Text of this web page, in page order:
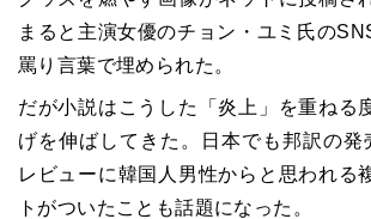
まると主演女優のチョン・ユミ氏の
罵り言葉で埋められた。
だが小説はこうした「炎上」を重ねる
げを伸ばしてきた。日本でも邦訳の発
レビューに韓国人男性からと思われる
トがついたことも話題になった。